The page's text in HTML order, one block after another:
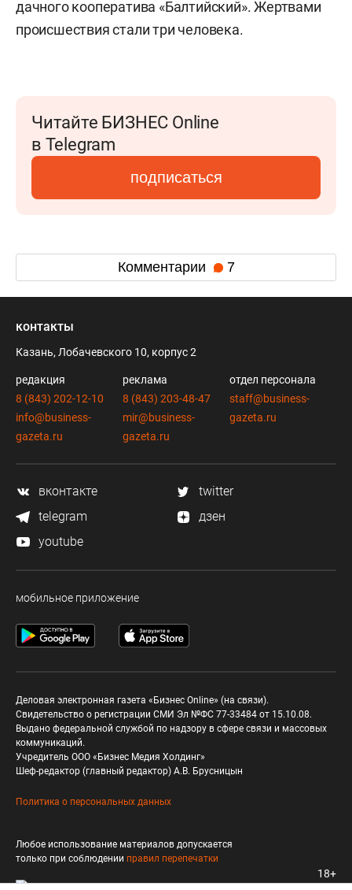
дачного кооператива «Балтийский». Жертвами
происшествия стали три человека.
Читайте БИЗНЕС Online
в Telegram
подписаться
Комментарии 7
контакты
Казань, Лобачевского 10, корпус 2
редакция
8 (843) 202-12-10
info@business-
gazeta.ru
реклама
8 (843) 203-48-47
mir@business-
gazeta.ru
отдел персонала
staff@business-
gazeta.ru
вконтакте
twitter
telegram
дзен
youtube
мобильное приложение
Деловая электронная газета «Бизнес Online» (на связи).
Свидетельство о регистрации СМИ Эл №ФС 77-33484 от 15.10.08.
Выдано федеральной службой по надзору в сфере связи и массовых
коммуникаций.
Учредитель ООО «Бизнес Медия Холдинг»
Шеф-редактор (главный редактор) А.В. Брусницын
Политика о персональных данных
Любое использование материалов допускается
только при соблюдении правил перепечатки
18+